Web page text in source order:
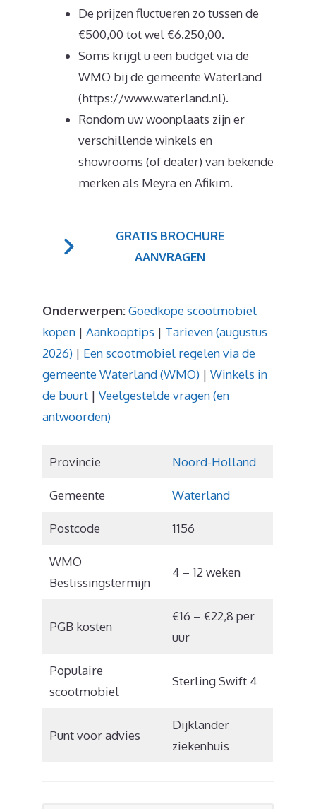
De prijzen fluctueren zo tussen de
€500,00 tot wel €6.250,00.
Soms krijgt u een budget via de
WMO bij de gemeente Waterland
(https://www.waterland.nl).
Rondom uw woonplaats zijn er
verschillende winkels en
showrooms (of dealer) van bekende
merken als Meyra en Afikim.
GRATIS BROCHURE
AANVRAGEN
Onderwerpen:Goedkope scootmobiel
kopen | Aankooptips | Tarieven (augustus
2026) | Een scootmobiel regelen via de
gemeente Waterland (WMO) | Winkels in
de buurt | Veelgestelde vragen (en
antwoorden)
Provincie Noord-Holland
Gemeente Waterland
Postcode 1156
WMO
Beslissingstermijn
4 – 12 weken
PGB kosten
€16 – €22,8 per
uur
Populaire
scootmobiel
Sterling Swift 4
Punt voor advies
Dijklander
ziekenhuis